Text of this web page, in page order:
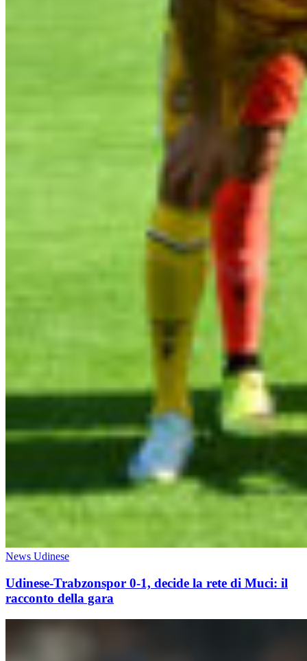
News Udinese
Udinese-Trabzonspor 0-1, decide la rete di Muci: il
racconto della gara